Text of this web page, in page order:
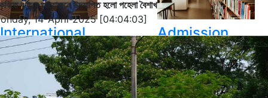
International
Student
Admission
বর্ণাঢ্য আয়োজনে উদযাপিত হলো পহেলা বৈশাখ
14-April-2025 [04:04:03]